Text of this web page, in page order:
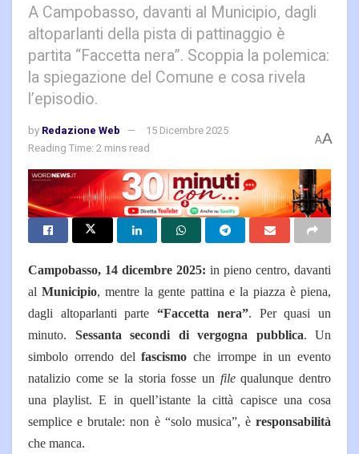
A Campobasso, davanti al Municipio, dagli
altoparlanti della pista di pattinaggio è
partita “Faccetta nera”. Scoppia la polemica:
la spiegazione del Comune e cosa rivela
l’episodio.
by Redazione Web
15 Dicembre 2025
Reading Time: 2 mins read
AA
Campobasso, 14 dicembre 2025: in pieno centro, davanti
alMunicipio, mentre la gente pattina e la piazza è piena,
dagli altoparlanti parte“Faccetta nera”. Per quasi un
minuto. Sessanta secondi di vergogna pubblica. Un
simbolo orrendo delfascismo che irrompe in un evento
natalizio come se la storia fosse un filequalunque dentro
una playlist. E in quell’istante la città capisce una cosa
semplice e brutale: non è “solo musica”, è responsabilità
che manca.